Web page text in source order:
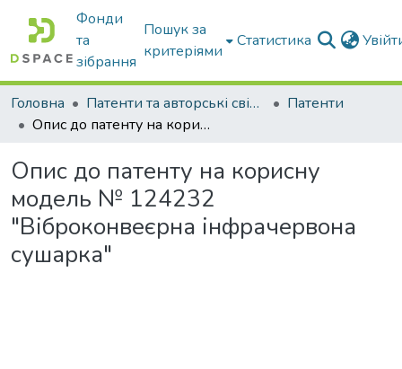
Фонди
та
зібрання
Пошук за
критеріями
Статистика
Головна Патенти та авторські свідоцтва
Патенти
Опис до патенту на корисну модель № 124232 "Віброконвеєрна інфрачервона сушарка"
Опис до патенту на корисну
модель № 124232
"Віброконвеєрна інфрачервона
сушарка"